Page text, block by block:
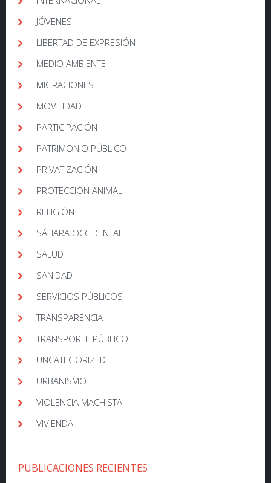
JÓVENES
LIBERTAD DE EXPRESIÓN
MEDIO AMBIENTE
MIGRACIONES
MOVILIDAD
PARTICIPACIÓN
PATRIMONIO PÚBLICO
PRIVATIZACIÓN
PROTECCIÓN ANIMAL
RELIGIÓN
SÁHARA OCCIDENTAL
SALUD
SANIDAD
SERVICIOS PÚBLICOS
TRANSPARENCIA
TRANSPORTE PÚBLICO
UNCATEGORIZED
URBANISMO
VIOLENCIA MACHISTA
VIVIENDA
PUBLICACIONES RECIENTES